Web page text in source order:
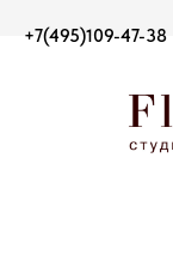
+7(495)109-47-38